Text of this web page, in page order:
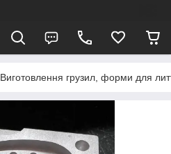
Виготовлення грузил, форми для